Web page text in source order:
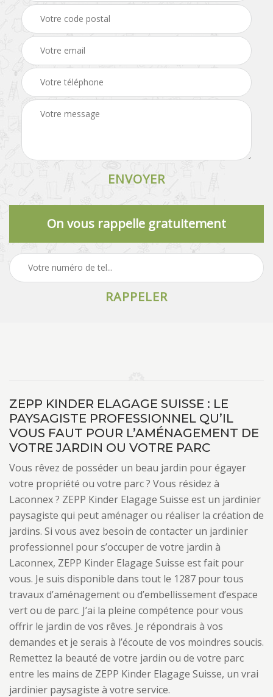
On vous rappelle gratuitement
ZEPP KINDER ELAGAGE SUISSE : LE
PAYSAGISTE PROFESSIONNEL QU’IL
VOUS FAUT POUR L’AMÉNAGEMENT DE
VOTRE JARDIN OU VOTRE PARC
Vous rêvez de posséder un beau jardin pour égayer
votre propriété ou votre parc ? Vous résidez à
Laconnex ? ZEPP Kinder Elagage Suisse est un jardinier
paysagiste qui peut aménager ou réaliser la création de
jardins. Si vous avez besoin de contacter un jardinier
professionnel pour s’occuper de votre jardin à
Laconnex, ZEPP Kinder Elagage Suisse est fait pour
vous. Je suis disponible dans tout le 1287 pour tous
travaux d’aménagement ou d’embellissement d’espace
vert ou de parc. J’ai la pleine compétence pour vous
offrir le jardin de vos rêves. Je répondrais à vos
demandes et je serais à l’écoute de vos moindres soucis.
Remettez la beauté de votre jardin ou de votre parc
entre les mains de ZEPP Kinder Elagage Suisse, un vrai
jardinier paysagiste à votre service.